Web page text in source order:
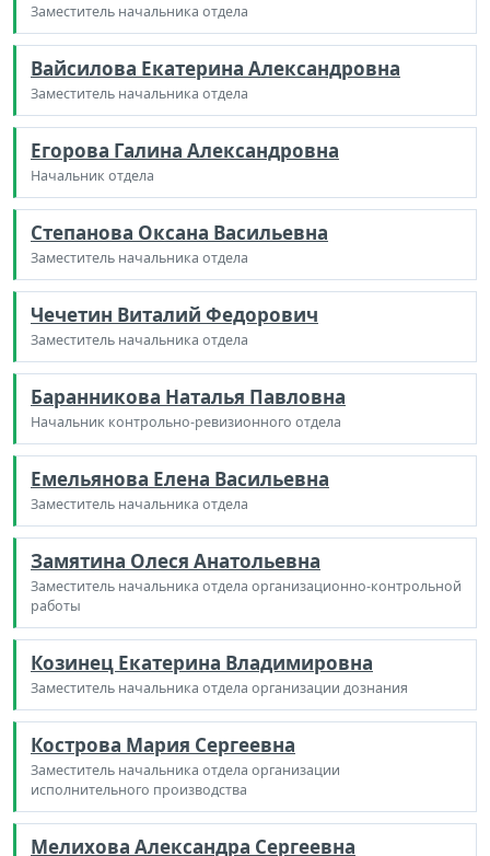
Заместитель начальника отдела
Вайсилова Екатерина Александровна
Заместитель начальника отдела
Егорова Галина Александровна
Начальник отдела
Степанова Оксана Васильевна
Заместитель начальника отдела
Чечетин Виталий Федорович
Заместитель начальника отдела
Баранникова Наталья Павловна
Начальник контрольно-ревизионного отдела
Емельянова Елена Васильевна
Заместитель начальника отдела
Замятина Олеся Анатольевна
Заместитель начальника отдела организационно-контрольной
работы
Козинец Екатерина Владимировна
Заместитель начальника отдела организации дознания
Кострова Мария Сергеевна
Заместитель начальника отдела организации
исполнительного производства
Мелихова Александра Сергеевна